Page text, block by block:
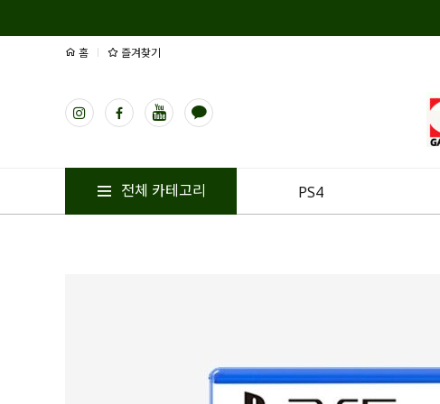
홈 즐겨찾기
전체 카테고리 PS4